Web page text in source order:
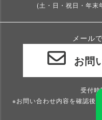
(土・日・祝日・年末
メール
お問
受付
※お問い合わせ内容を確認後